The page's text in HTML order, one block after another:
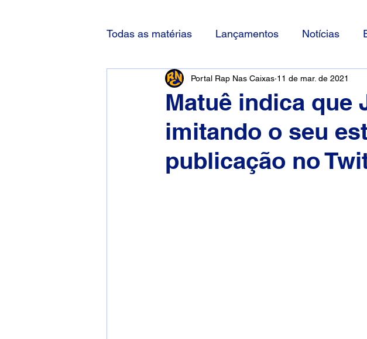
Todas as matérias Lançamentos Notícias
Matuê indica que
imitando o seu
publicação no
Portal Rap Nas Caixas 11 de mar. de 2021